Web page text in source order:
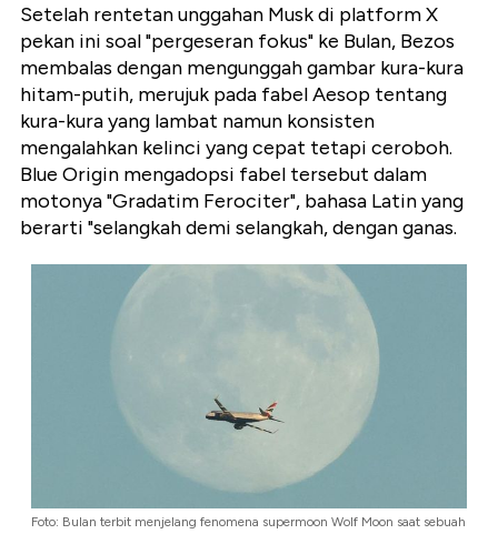
Setelah rentetan unggahan Musk di platform X
pekan ini soal "pergeseran fokus" ke Bulan, Bezos
membalas dengan mengunggah gambar kura-kura
hitam-putih, merujuk pada fabel Aesop tentang
kura-kura yang lambat namun konsisten
mengalahkan kelinci yang cepat tetapi ceroboh.
Blue Origin mengadopsi fabel tersebut dalam
motonya "Gradatim Ferociter", bahasa Latin yang
berarti "selangkah demi selangkah, dengan ganas.
Foto: Bulan terbit menjelang fenomena supermoon Wolf Moon saat sebuah